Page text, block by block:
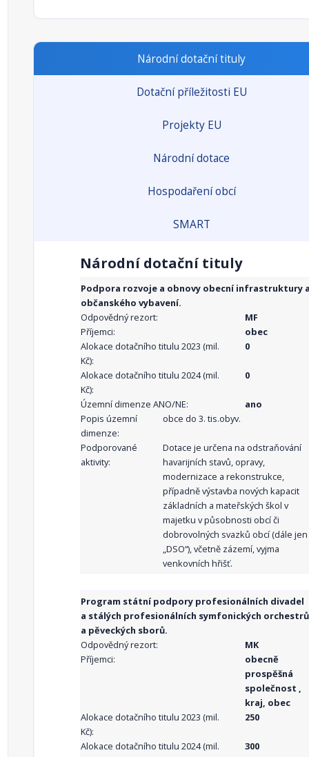
Národní dotační tituly
Dotační příležitosti EU
Projekty EU
Národní dotace
Hospodaření obcí
SMART
Národní dotační tituly
Podpora rozvoje a obnovy obecní infrastruktury
občanského vybavení.
Odpovědný rezort:
MF
Příjemci:
obec
Alokace dotačního titulu 2023 (mil.
Kč):
0
Alokace dotačního titulu 2024 (mil.
Kč):
0
Územní dimenze ANO/NE:
ano
Popis územní
dimenze:
obce do 3. tis.obyv.
Podporované
aktivity:
Dotace je určena na odstraňování
havarijních stavů, opravy,
modernizace a rekonstrukce,
případně výstavba nových kapacit
základních a mateřských škol v
majetku v působnosti obcí či
dobrovolných svazků obcí (dále jen
„DSO“), včetně zázemí, vyjma
venkovních hřišť.
Program státní podpory profesionálních divadel
a stálých profesionálních symfonických orchestrů
a pěveckých sborů.
Odpovědný rezort:
MK
Příjemci:
obecně
prospěšná
společnost ,
kraj, obec
Alokace dotačního titulu 2023 (mil.
Kč):
250
Alokace dotačního titulu 2024 (mil.
300